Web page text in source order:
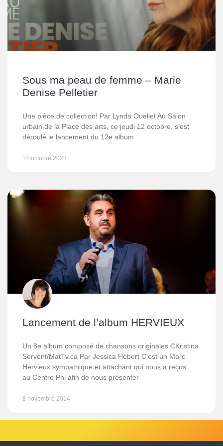
Sous ma peau de femme – Marie
Denise Pelletier
Une pièce de collection! Par Lynda Ouellet Au Salon
urbain de la Place des arts, ce jeudi 12 octobre, s’est
déroulé le lancement du 12e album
14 octobre 2023
Lancement de l’album HERVIEUX
Un 8e album composé de chansons originales ©Kristina
Servent/MatTv.ca Par Jessica Hébert C’est un Marc
Hervieux sympathique et attachant qui nous a reçus
au Centre Phi afin de nous présenter
8 novembre 2014